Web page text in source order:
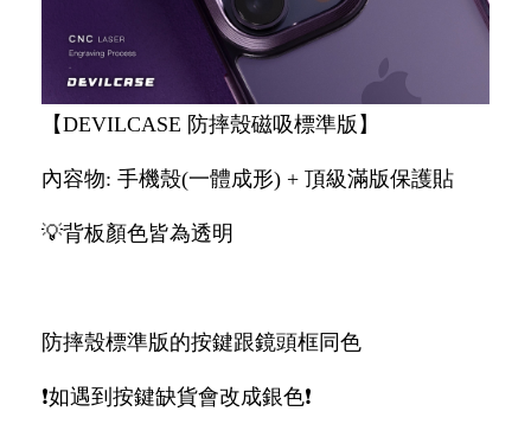
【DEVILCASE 防摔殼磁吸標準版】
內容物: 手機殼(一體成形) + 頂級滿版保護貼
💡背板顏色皆為透明
防摔殼標準版的按鍵跟鏡頭框同色
❗如遇到按鍵缺貨會改成銀色❗